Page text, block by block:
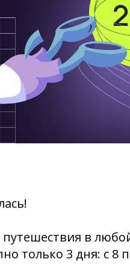
путешествия в
только 3 дня: с 8